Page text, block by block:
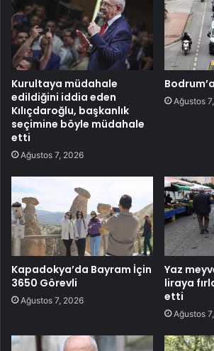
Kurultaya müdahale
edildiğini iddia eden
Kılıçdaroğlu, başkanlık
seçimine böyle müdahale
etti
Ağustos 7, 2026
Ağustos
Kapadokya’da Bayram İçin
3650 Görevli
Ağustos 7, 2026
Yaz
liraya
etti
Ağustos